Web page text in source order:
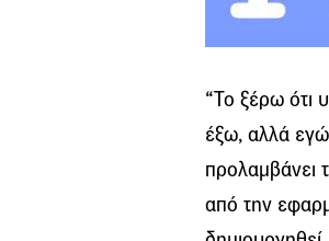
“Το ξέρω ότι
έξω, αλλά εγώ
προλαμβάνει
από την